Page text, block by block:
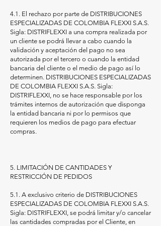
4.1. El rechazo por parte de DISTRIBUCIONES
ESPECIALIZADAS DE COLOMBIA FLEXXI S.A.S.
Sigla: DISTRIFLEXXI a una compra realizada por
un cliente se podrá llevar a cabo cuando la
validación y aceptación del pago no sea
autorizada por el tercero o cuando la entidad
bancaria del cliente o el medio de pago así lo
determinen. DISTRIBUCIONES ESPECIALIZADAS
DE COLOMBIA FLEXXI S.A.S. Sigla:
DISTRIFLEXXI, no se hace responsable por los
trámites internos de autorización que disponga
la entidad bancaria ni por lo permisos que
requieren los medios de pago para efectuar
compras.
5. LIMITACIÓN DE CANTIDADES Y
RESTRICCIÓN DE PEDIDOS
5.1. A exclusivo criterio de DISTRIBUCIONES
ESPECIALIZADAS DE COLOMBIA FLEXXI S.A.S.
Sigla: DISTRIFLEXXI, se podrá limitar y/o cancelar
las cantidades compradas por el Cliente, en